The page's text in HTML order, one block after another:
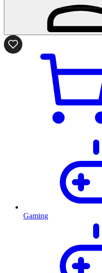
Gaming